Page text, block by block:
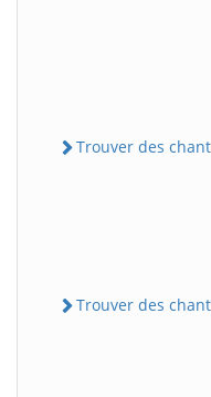
Trouver des
Trouver des